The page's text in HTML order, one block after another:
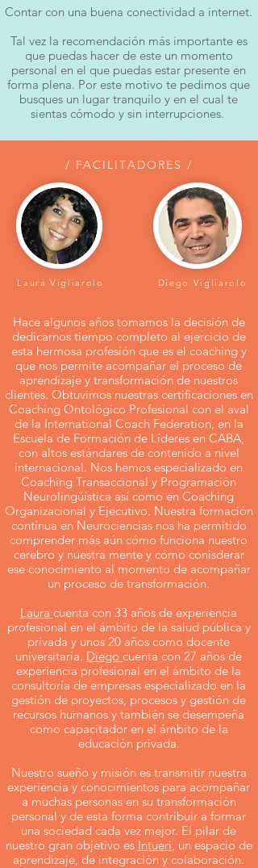
Contar con una buena conectividad a internet.
Tal vez la recomendación más importante es
que puedas hacer de este un momento
personal en el que puedas estar presente en
forma plena. Por este motivo te pedimos que
busques un lugar tranquilo y en el cual te
sientas cómodo y sin interrupciones.
/ FACILITADORES /
Laura Vigliarolo Diego Vigliarolo
Hace algunos años tomamos la decisión de
dedicarnos tiempo completo al ejercicio de
esta hermosa profesión que es el coaching y
que nos permite acompañar el proceso de
aprendizaje y transformación de nuestros
clientes. Obtuvimos nuestras certificaciones en
Coaching Ontológico Profesional con el aval
de la International Coach Federation, en la
Escuela de Formación de Líderes en CABA,
con altos estándares de contenido a nivel
internacional. Nos hemos especializado en
Coaching Transaccional y Programación
Neurolingüística así como en Coaching
Organizacional y Ejecutivo. Nuestra formación
contínua en Neurociencias nos ha permitido
comprender más aún cómo funciona nuestro
cerebro y nuestra mente y cómo conisderar
ese conocimiento al momento de acompañar
un proceso de transformación.
Laura cuenta con 33 años de experiencia
profesional en el ámbito de la salud pública y
privada y unos 20 años como docente
universitaria. Diego cuenta con 27 años de
experiencia profesional en el ámbito de la
consultoría de empresas especializado en la
gestión de proyectos, procesos y gestión de
recursos humanos y también se desempeña
como capacitador en el ámbito de la
educación privada.
Nuestro sueño y misión es transmitir nuestra
experiencia y conocimientos para acompañar
a muchas personas en su transformación
personal y de esta forma contribuir a formar
una sociedad cada vez mejor. El pilar de
nuestro gran objetivo es Intueri, un espacio de
aprendizaje, de integración y colaboración.